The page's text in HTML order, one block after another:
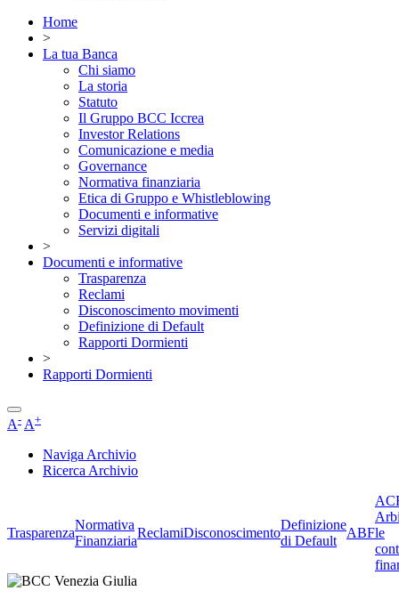
Home
>
La tua Banca
Chi siamo
La storia
Statuto
Il Gruppo BCC Iccrea
Investor Relations
Comunicazione e media
Governance
Normativa finanziaria
Etica di Gruppo e Whistleblowing
Documenti e informative
Servizi digitali
>
Documenti e informative
Trasparenza
Reclami
Disconoscimento movimenti
Definizione di Default
Rapporti Dormienti
>
Rapporti Dormienti
A- A+
Naviga Archivio
Ricerca Archivio
Trasparenza
Normativa
Finanziaria
ReclamiDisconoscimento
Definizione
di Default
ABFle